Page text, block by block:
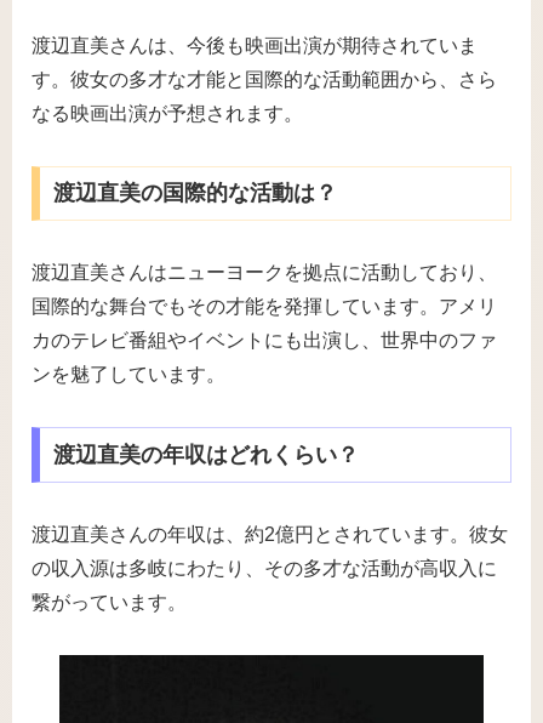
渡辺直美さんは、今後も映画出演が期待されていま
す。彼女の多才な才能と国際的な活動範囲から、さら
なる映画出演が予想されます。
渡辺直美の国際的な活動は？
渡辺直美さんはニューヨークを拠点に活動しており、
国際的な舞台でもその才能を発揮しています。アメリ
カのテレビ番組やイベントにも出演し、世界中のファ
ンを魅了しています。
渡辺直美の年収はどれくらい？
渡辺直美さんの年収は、約2億円とされています。彼女
の収入源は多岐にわたり、その多才な活動が高収入に
繋がっています。